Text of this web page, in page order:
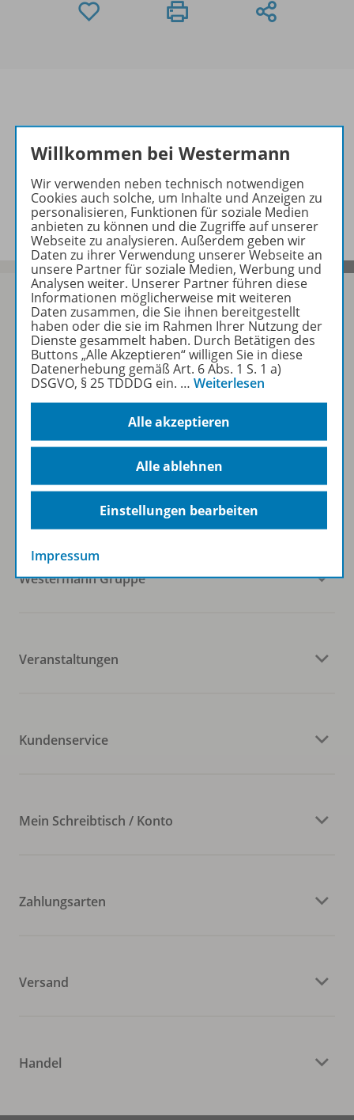
Informationen
Beschreibung
Sofort profitieren
Zum Newsletter anmelden
Folgen Sie uns auf Social Media
Westermann Gruppe
Veranstaltungen
Kundenservice
Mein Schreibtisch / Konto
Zahlungsarten
Versand
Handel
Willkommen bei Westermann
Wir verwenden neben technisch notwendigen
Cookies auch solche, um Inhalte und Anzeigen zu
personalisieren, Funktionen für soziale Medien
anbieten zu können und die Zugriffe auf unserer
Webseite zu analysieren. Außerdem geben wir
Daten zu ihrer Verwendung unserer Webseite an
unsere Partner für soziale Medien, Werbung und
Analysen weiter. Unserer Partner führen diese
Informationen möglicherweise mit weiteren
Daten zusammen, die Sie ihnen bereitgestellt
haben oder die sie im Rahmen Ihrer Nutzung der
Dienste gesammelt haben. Durch Betätigen des
Buttons „Alle Akzeptieren“ willigen Sie in diese
Datenerhebung gemäß Art. 6 Abs. 1 S. 1 a)
DSGVO, § 25 TDDDG ein. … Weiterlesen
Alle akzeptieren
Alle ablehnen
Einstellungen bearbeiten
Impressum